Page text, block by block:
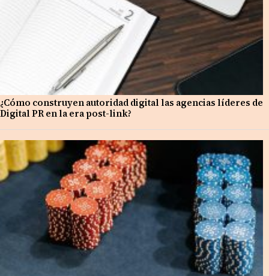
¿Cómo construyen autoridad digital las agencias líderes de
Digital PR en la era post-link?